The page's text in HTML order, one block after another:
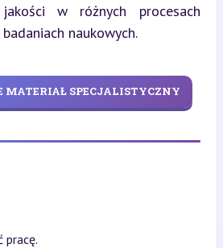
w różnych procesach
naukowych.
MATERIAŁ SPECJALISTYCZNY
pracę.